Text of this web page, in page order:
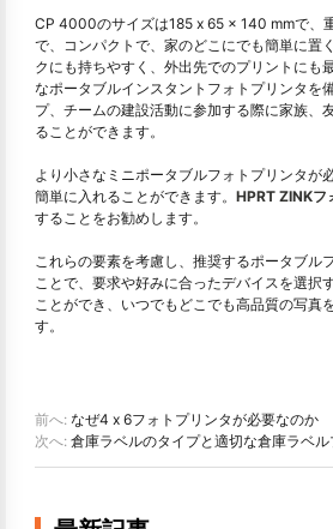
CP 4000のサイズは185 x 65 x 140 mmで、
で、コンパクトで、家のどこにでも簡単に置
クにも持ちやすく、外出先でのプリントにも
なポータブルインスタントフォトプリンタを
プ、チームの建設活動に参加する際に家族、
ることができます。
より小さなミニポータブルフォトプリンタが
簡単に入れることができます。 HPRT ZINK
することをお勧めします。
これらの要素を考慮し、推奨するポータブル
ことで、要求や好みに合ったデバイスを選択
ことができ、いつでもどこでも高品質の写真
す。
前へ: なぜ4 x 6フォトプリンタが必要なのか
次へ: 倉庫ラベルのタイプと適切な倉庫ラベ